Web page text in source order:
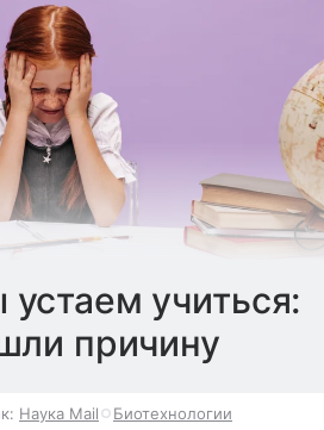
учиться:
причину
Наука Mail Биотехнологии